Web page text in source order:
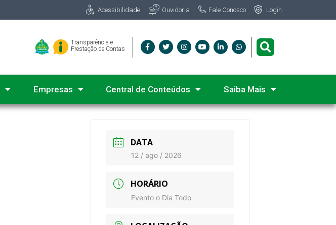
Acessibilidade Ouvidoria Fale Conosco Login
Transparência e
Prestação de Contas
Empresas Central de Conteúdos Saiba Mais
DATA
12 / ago / 2026
HORÁRIO
Evento o Dia Todo